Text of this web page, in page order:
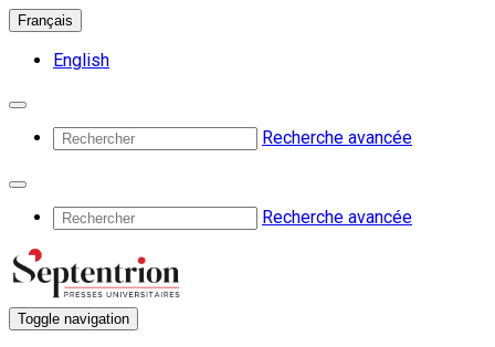
Français
English
Recherche avancée
Recherche avancée
Toggle navigation